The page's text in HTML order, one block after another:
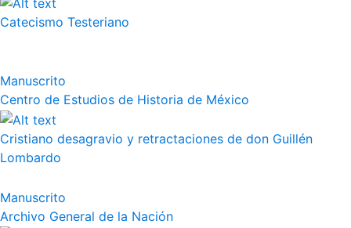
Catecismo Testeriano
Manuscrito
Centro de Estudios de Historia de México
Cristiano desagravio y retractaciones de don Guillén
Lombardo
Manuscrito
Archivo General de la Nación